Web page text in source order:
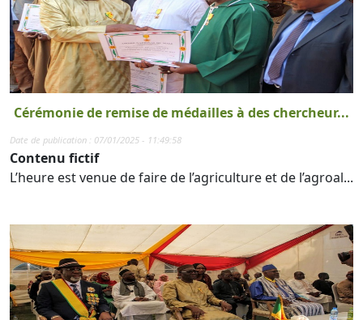
Cérémonie de remise de médailles à des chercheur...
Date de publication : 07/01/2025 - 11:49:58
Contenu fictif
L’heure est venue de faire de l’agriculture et de l’agroal...